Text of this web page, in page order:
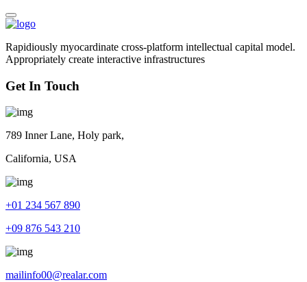
Rapidiously myocardinate cross-platform intellectual capital model.
Appropriately create interactive infrastructures
Get In Touch
789 Inner Lane, Holy park,
California, USA
+01 234 567 890
+09 876 543 210
mailinfo00@realar.com